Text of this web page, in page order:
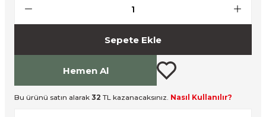
Işıklar
Sepete Ekle
Hemen Al
Bu ürünü satın alarak 32 TL kazanacaksınız. Nasıl Kullanılır?